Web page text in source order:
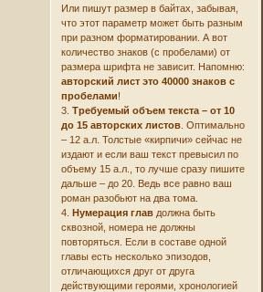
Или пишут размер в байтах, забывая,
что этот параметр может быть разным
при разном форматировании. А вот
количество знаков (с пробелами) от
размера шрифта не зависит. Напомню:
авторский лист это 40000 знаков с
пробелами!
3. Требуемый объем текста – от 10
до 15 авторских листов. Оптимально
– 12 а.л. Толстые «кирпичи» сейчас не
издают и если ваш текст превысил по
объему 15 а.л., то лучше сразу пишите
дальше – до 20. Ведь все равно ваш
роман разобьют на два тома.
4. Нумерация главдолжна быть
сквозной, номера не должны
повторяться. Если в составе одной
главы есть несколько эпизодов,
отличающихся друг от друга
действующими героями, хронологией